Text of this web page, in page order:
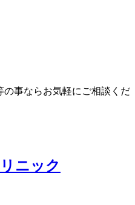
事ならお気軽にご相談くだ
ニック